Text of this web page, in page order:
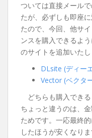
ついては直接メール
たが、必ずしも即座
たので、今回、他サ
ンスを購入できるよ
のサイトを追加いたし
DLsite (ディー
Vector (ベクタ
どちらも購入でき
ちょっと違うのは、
ためです。一応最終
したほうが安くなり